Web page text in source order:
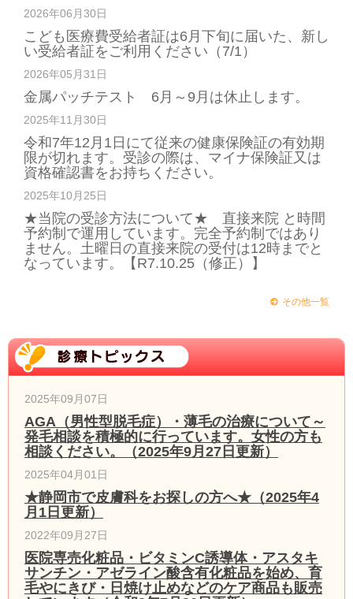
2026年06月30日
こども医療費受給者証は6月下旬に届いた、新し
い受給者証をご利用ください（7/1）
2026年05月31日
金属パッチテスト 6月～9月は休止します。
2025年11月30日
令和7年12月1日にて従来の健康保険証の有効期
限が切れます。受診の際は、マイナ保険証又は
資格確認書をお持ちください。
2025年10月25日
★当院の受診方法について★ 直接来院 と時間
予約制で運用しています。完全予約制ではあり
ません。土曜日の直接来院の受付は12時までと
なっています。【R7.10.25（修正）】
その他一覧
2025年09月07日
AGA（男性型脱毛症）・薄毛の治療について～
発毛相談を積極的に行っています。女性の方も
相談ください。（2025年9月27日更新）
2025年04月01日
★静岡市で皮膚科をお探しの方へ★（2025年4
月1日更新）
2022年09月27日
医院専売化粧品・ビタミンC誘導体・アスタキ
サンチン・アゼライン酸含有化粧品を始め、育
毛やにきび・日焼け止めなどのケア商品も販売